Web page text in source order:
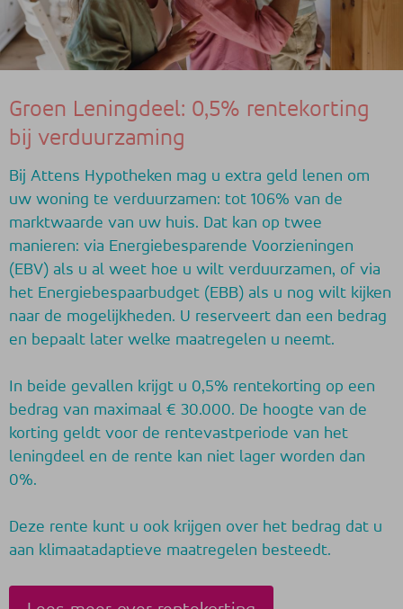
Groen Leningdeel: 0,5% rentekorting
bij verduurzaming
Bij Attens Hypotheken mag u extra geld lenen om
uw woning te verduurzamen: tot 106% van de
marktwaarde van uw huis. Dat kan op twee
manieren: via Energiebesparende Voorzieningen
(EBV) als u al weet hoe u wilt verduurzamen, of via
het Energiebespaarbudget (EBB) als u nog wilt kijken
naar de mogelijkheden. U reserveert dan een bedrag
en bepaalt later welke maatregelen u neemt.
In beide gevallen krijgt u 0,5% rentekorting op een
bedrag van maximaal € 30.000. De hoogte van de
korting geldt voor de rentevastperiode van het
leningdeel en de rente kan niet lager worden dan
0%.
Deze rente kunt u ook krijgen over het bedrag dat u
aan klimaatadaptieve maatregelen besteedt.